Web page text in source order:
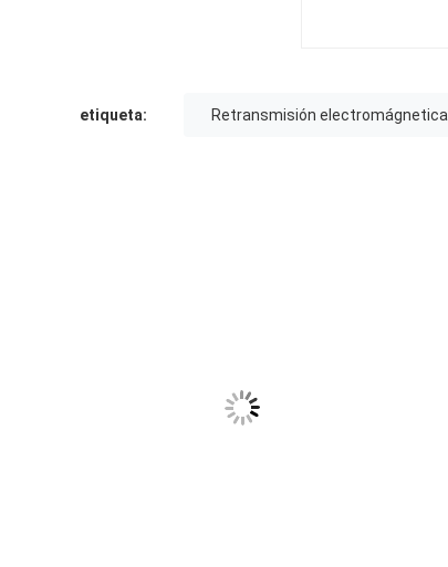
etiqueta: Retransmisión electromágnetica